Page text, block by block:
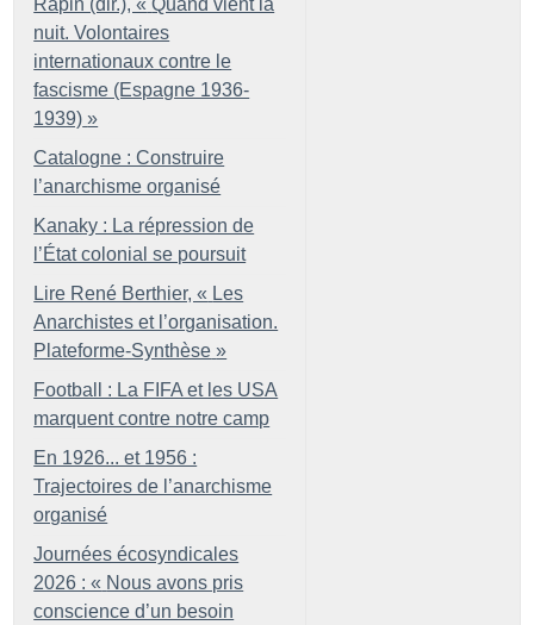
Rapin (dir.), « Quand vient la
nuit. Volontaires
internationaux contre le
fascisme (Espagne 1936-
1939) »
Catalogne : Construire
l’anarchisme organisé
Kanaky : La répression de
l’État colonial se poursuit
Lire René Berthier, « Les
Anarchistes et l’organisation.
Plateforme-Synthèse »
Football : La FIFA et les USA
marquent contre notre camp
En 1926... et 1956 :
Trajectoires de l’anarchisme
organisé
Journées écosyndicales
2026 : « Nous avons pris
conscience d’un besoin